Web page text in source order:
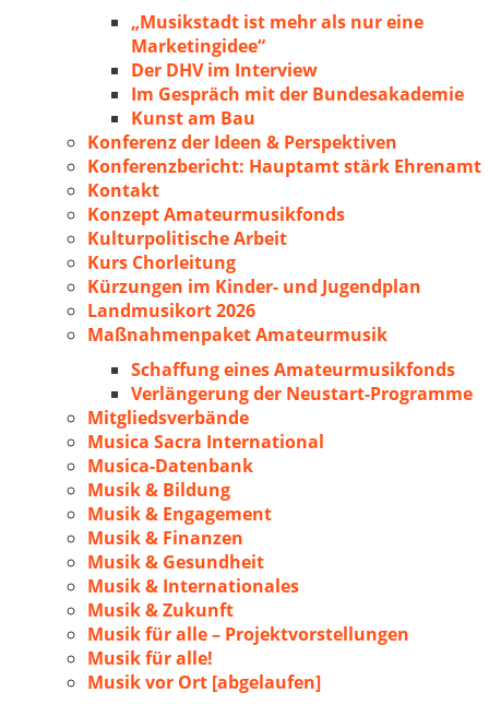
„Musikstadt ist mehr als nur eine
Marketingidee“
Der DHV im Interview
Im Gespräch mit der Bundesakademie
Kunst am Bau
Konferenz der Ideen & Perspektiven
Konferenzbericht: Hauptamt stärk Ehrenamt
Kontakt
Konzept Amateurmusikfonds
Kulturpolitische Arbeit
Kurs Chorleitung
Kürzungen im Kinder- und Jugendplan
Landmusikort 2026
Maßnahmenpaket Amateurmusik
Schaffung eines Amateurmusikfonds
Verlängerung der Neustart-Programme
Mitgliedsverbände
Musica Sacra International
Musica-Datenbank
Musik & Bildung
Musik & Engagement
Musik & Finanzen
Musik & Gesundheit
Musik & Internationales
Musik & Zukunft
Musik für alle – Projektvorstellungen
Musik für alle!
Musik vor Ort [abgelaufen]